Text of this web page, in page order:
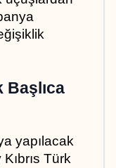
Başlıca
yapılacak
Türk